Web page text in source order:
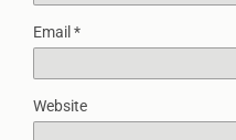
Email *
Website